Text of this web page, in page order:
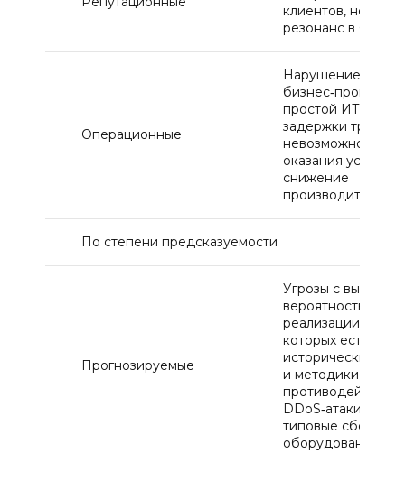
клиентов,
резонанс в СМИ
Операционные
Нарушение
простой
задержки
невозможность
оказания услуг,
снижение
По степени предсказуемости
Прогнозируемые
Угрозы с высокой
вероятностью
реализации, для
которых есть
исторические
и методики
противодействия:
DDoS‑атаки,
типовые сбои
оборудования